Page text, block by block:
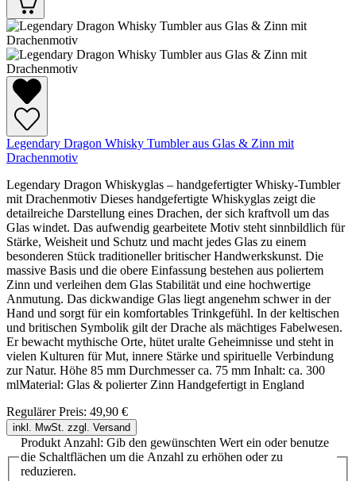
Legendary Dragon Whisky Tumbler aus Glas & Zinn mit
Drachenmotiv
Legendary Dragon Whiskyglas – handgefertigter Whisky-Tumbler
mit Drachenmotiv Dieses handgefertigte Whiskyglas zeigt die
detailreiche Darstellung eines Drachen, der sich kraftvoll um das
Glas windet. Das aufwendig gearbeitete Motiv steht sinnbildlich für
Stärke, Weisheit und Schutz und macht jedes Glas zu einem
besonderen Stück traditioneller britischer Handwerkskunst. Die
massive Basis und die obere Einfassung bestehen aus poliertem
Zinn und verleihen dem Glas Stabilität und eine hochwertige
Anmutung. Das dickwandige Glas liegt angenehm schwer in der
Hand und sorgt für ein komfortables Trinkgefühl. In der keltischen
und britischen Symbolik gilt der Drache als mächtiges Fabelwesen.
Er bewacht mythische Orte, hütet uralte Geheimnisse und steht in
vielen Kulturen für Mut, innere Stärke und spirituelle Verbindung
zur Natur. Höhe 85 mm Durchmesser ca. 75 mm Inhalt: ca. 300
mlMaterial: Glas & polierter Zinn Handgefertigt in England
Regulärer Preis: 49,90 €
inkl. MwSt. zzgl. Versand
Produkt Anzahl: Gib den gewünschten Wert ein oder benutze
die Schaltflächen um die Anzahl zu erhöhen oder zu
reduzieren.